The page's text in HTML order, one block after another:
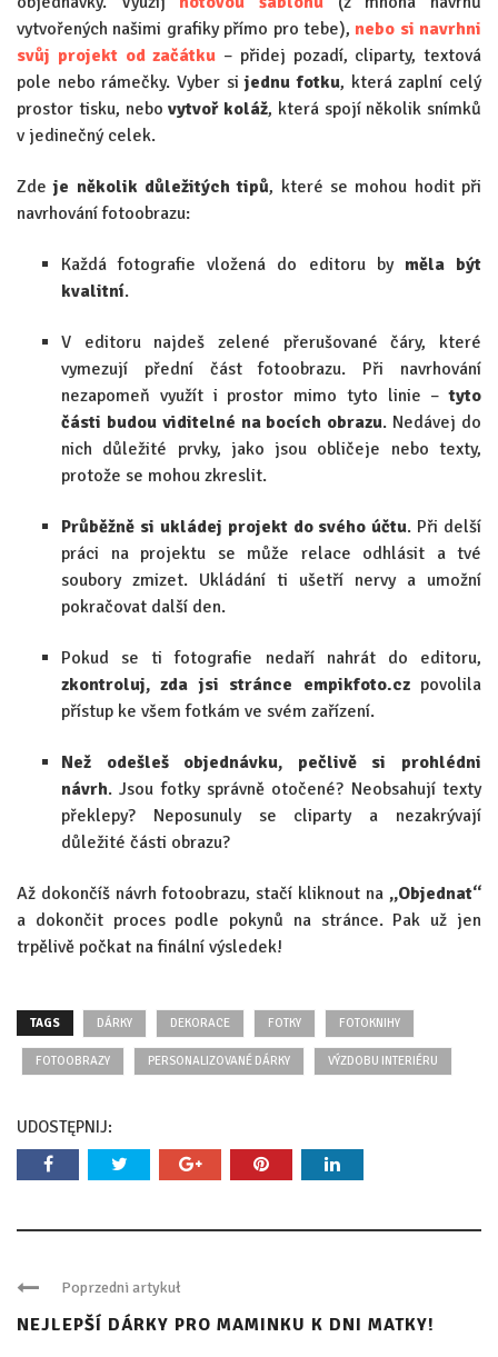
vytvořených našimi grafiky přímo pro tebe), nebo si navrhni
svůj projekt od začátku – přidej pozadí, cliparty, textová
pole nebo rámečky. Vyber sijednu fotku, která zaplní celý
prostor tisku, nebovytvoř koláž, která spojí několik snímků
v jedinečný celek.
Zdeje několik důležitých tipů, které se mohou hodit při
navrhování fotoobrazu:
Každá fotografie vložená do editoru by měla být
kvalitní.
V editoru najdeš zelené přerušované čáry, které
vymezují přední část fotoobrazu. Při navrhování
nezapomeň využít i prostor mimo tyto linie – tyto
části budou viditelné na bocích obrazu. Nedávej do
nich důležité prvky, jako jsou obličeje nebo texty,
protože se mohou zkreslit.
Průběžně si ukládej projekt do svého účtu. Při delší
práci na projektu se může relace odhlásit a tvé
soubory zmizet. Ukládání ti ušetří nervy a umožní
pokračovat další den.
Pokud se ti fotografie nedaří nahrát do editoru,
zkontroluj, zda jsi stránce empikfoto.czpovolila
přístup ke všem fotkám ve svém zařízení.
Než odešleš objednávku, pečlivě si prohlédni
návrh. Jsou fotky správně otočené? Neobsahují texty
překlepy? Neposunuly se cliparty a nezakrývají
důležité části obrazu?
Až dokončíš návrh fotoobrazu, stačí kliknout na „Objednat“
a dokončit proces podle pokynů na stránce. Pak už jen
trpělivě počkat na finální výsledek!
TAGS DÁRKY DEKORACE FOTKY FOTOKNIHY
FOTOOBRAZY PERSONALIZOVANÉ DÁRKY VÝZDOBU INTERIÉRU
UDOSTĘPNIJ:
Poprzedni artykuł
NEJLEPŠÍ DÁRKY PRO MAMINKU K DNI MATKY!